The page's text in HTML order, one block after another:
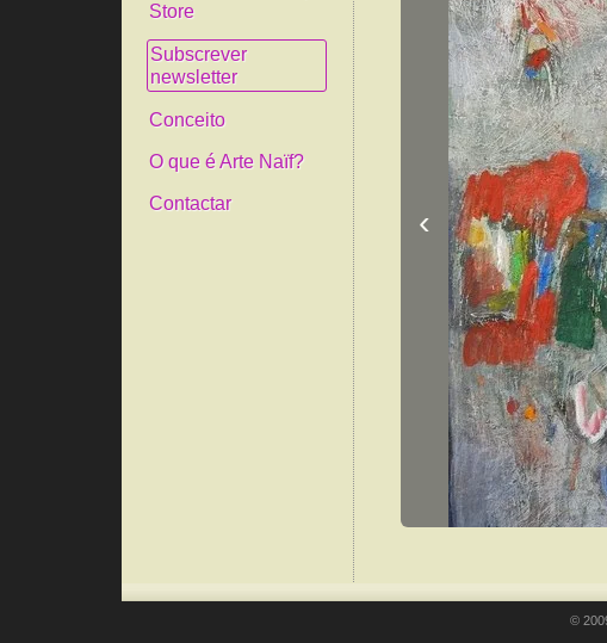
Store
Subscrever
newsletter
Conceito
O que é Arte Naïf?
Contactar ‹
©